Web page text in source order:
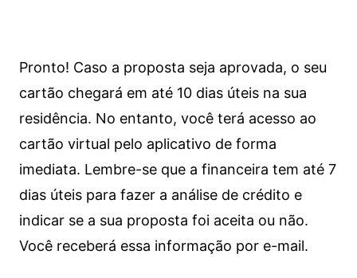
Pronto! Caso a proposta seja aprovada, o seu
cartão chegará em até 10 dias úteis na sua
residência. No entanto, você terá acesso ao
cartão virtual pelo aplicativo de forma
imediata. Lembre-se que a financeira tem até 7
dias úteis para fazer a análise de crédito e
indicar se a sua proposta foi aceita ou não.
Você receberá essa informação por e-mail.